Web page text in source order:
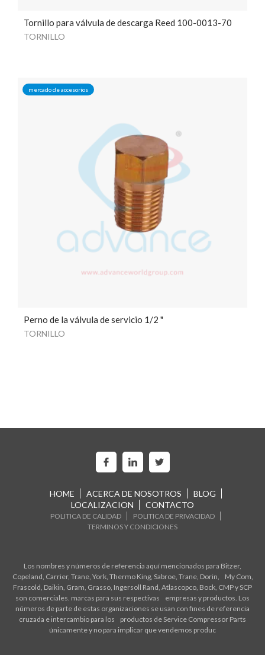
Tornillo para válvula de descarga Reed 100-0013-70
TORNILLO
mercado de accesorios
Perno de la válvula de servicio 1/2 "
TORNILLO
HOME ACERCA DE NOSOTROS
BLOG
LOCALIZACION
CONTACTO
POLITICA DE CALIDAD
POLITICA DE PRIVACIDAD
TERMINOS Y CONDICIONES
Los nombres y números de referencia aquí mencionados para Bitzer,
Copeland, Carrier, Trane, York, Thermo King, Sabroe, Trane, Dorin, My Com,
Frascold, Daikin, Gram, Grasso, Ingersoll Rand, Atlascopco, Bock, CMP y SCP
son comerciales. marcas para sus respectivas empresas y productos. Los
números de parte de estas organizaciones se usan con fines de referencia
cruzada e intercambio para los productos de Service Compressor Parts
únicamente y no para implicar que vendemos produc